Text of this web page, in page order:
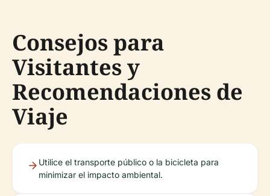
Consejos para
Visitantes y
Recomendaciones de
Viaje
Utilice el transporte público o la bicicleta para
minimizar el impacto ambiental.